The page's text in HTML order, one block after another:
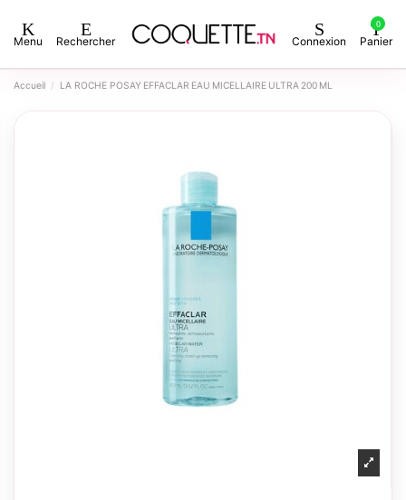
Menu Rechercher Connexion
0
Panier
Accueil LA ROCHE POSAY EFFACLAR EAU MICELLAIRE ULTRA 200 ML